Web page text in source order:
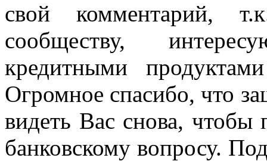
свой комментарий,
сообществу,
кредитными
Огромное спасибо, что
видеть Вас снова, чтобы
банковскому вопросу.